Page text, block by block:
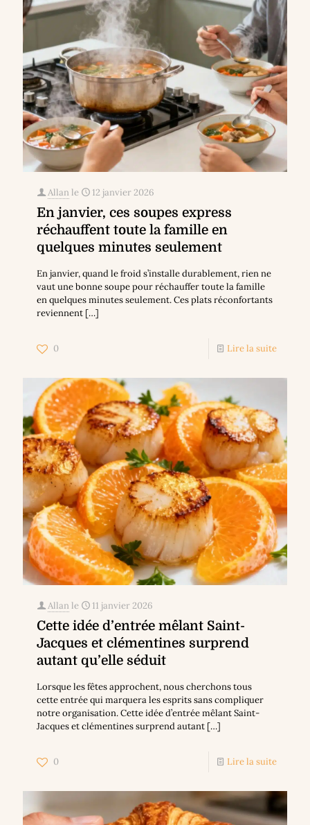
Allan le 12 janvier 2026
En janvier, ces soupes express
réchauffent toute la famille en
quelques minutes seulement
En janvier, quand le froid s’installe durablement, rien ne
vaut une bonne soupe pour réchauffer toute la famille
en quelques minutes seulement. Ces plats réconfortants
reviennent […]
0 Lire la suite
Allan le 11 janvier 2026
Cette idée d’entrée mêlant Saint-
Jacques et clémentines surprend
autant qu’elle séduit
Lorsque les fêtes approchent, nous cherchons tous
cette entrée qui marquera les esprits sans compliquer
notre organisation. Cette idée d’entrée mêlant Saint-
Jacques et clémentines surprend autant […]
0 Lire la suite